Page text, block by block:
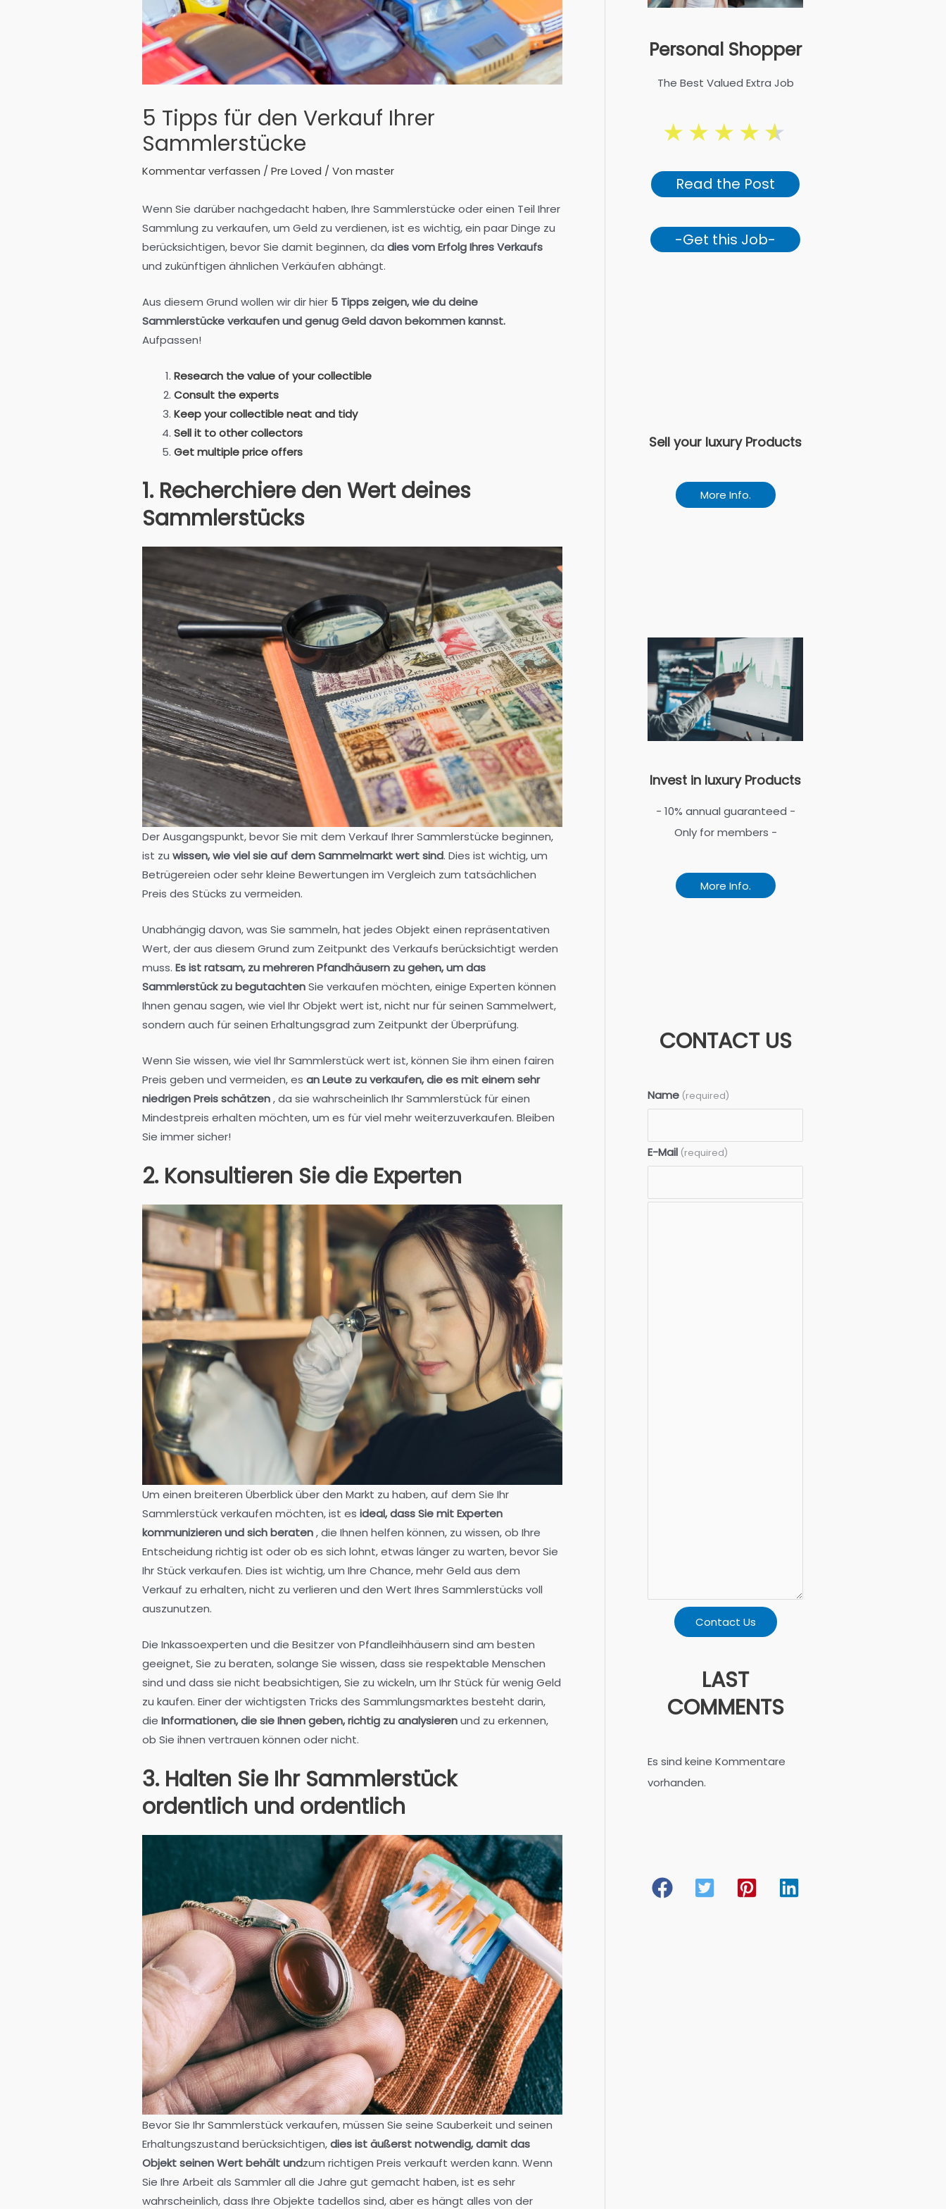
5 Tipps für den Verkauf Ihrer
Sammlerstücke
Kommentar verfassen / Pre Loved / Von master
Wenn Sie darüber nachgedacht haben, Ihre Sammlerstücke oder einen Teil Ihrer
Sammlung zu verkaufen, um Geld zu verdienen, ist es wichtig, ein paar Dinge zu
berücksichtigen, bevor Sie damit beginnen, da dies vom Erfolg Ihres Verkaufs
und zukünftigen ähnlichen Verkäufen abhängt.
Aus diesem Grund wollen wir dir hier 5 Tipps zeigen, wie du deine
Sammlerstücke verkaufen und genug Geld davon bekommen kannst.
Aufpassen!
Research the value of your collectible
Consult the experts
Keep your collectible neat and tidy
Sell it to other collectors
Get multiple price offers
1. Recherchiere den Wert deines
Sammlerstücks
Der Ausgangspunkt, bevor Sie mit dem Verkauf Ihrer Sammlerstücke beginnen,
ist zu wissen, wie viel sie auf dem Sammelmarkt wert sind. Dies ist wichtig, um
Betrügereien oder sehr kleine Bewertungen im Vergleich zum tatsächlichen
Preis des Stücks zu vermeiden.
Unabhängig davon, was Sie sammeln, hat jedes Objekt einen repräsentativen
Wert, der aus diesem Grund zum Zeitpunkt des Verkaufs berücksichtigt werden
muss. Es ist ratsam, zu mehreren Pfandhäusern zu gehen, um das
Sammlerstück zu begutachtenSie verkaufen möchten, einige Experten können
Ihnen genau sagen, wie viel Ihr Objekt wert ist, nicht nur für seinen Sammelwert,
sondern auch für seinen Erhaltungsgrad zum Zeitpunkt der Überprüfung.
Wenn Sie wissen, wie viel Ihr Sammlerstück wert ist, können Sie ihm einen fairen
Preis geben und vermeiden, es an Leute zu verkaufen, die es mit einem sehr
niedrigen Preis schätzen, da sie wahrscheinlich Ihr Sammlerstück für einen
Mindestpreis erhalten möchten, um es für viel mehr weiterzuverkaufen. Bleiben
Sie immer sicher!
2. Konsultieren Sie die Experten
Um einen breiteren Überblick über den Markt zu haben, auf dem Sie Ihr
Sammlerstück verkaufen möchten, ist es ideal, dass Sie mit Experten
kommunizieren und sich beraten, die Ihnen helfen können, zu wissen, ob Ihre
Entscheidung richtig ist oder ob es sich lohnt, etwas länger zu warten, bevor Sie
Ihr Stück verkaufen. Dies ist wichtig, um Ihre Chance, mehr Geld aus dem
Verkauf zu erhalten, nicht zu verlieren und den Wert Ihres Sammlerstücks voll
auszunutzen.
Die Inkassoexperten und die Besitzer von Pfandleihhäusern sind am besten
geeignet, Sie zu beraten, solange Sie wissen, dass sie respektable Menschen
sind und dass sie nicht beabsichtigen, Sie zu wickeln, um Ihr Stück für wenig Geld
zu kaufen. Einer der wichtigsten Tricks des Sammlungsmarktes besteht darin,
die Informationen, die sie Ihnen geben, richtig zu analysierenund zu erkennen,
ob Sie ihnen vertrauen können oder nicht.
3. Halten Sie Ihr Sammlerstück
ordentlich und ordentlich
Bevor Sie Ihr Sammlerstück verkaufen, müssen Sie seine Sauberkeit und seinen
Erhaltungszustand berücksichtigen,dies ist äußerst notwendig, damit das
Objekt seinen Wert behält undzum richtigen Preis verkauft werden kann. Wenn
Sie Ihre Arbeit als Sammler all die Jahre gut gemacht haben, ist es sehr
wahrscheinlich, dass Ihre Objekte tadellos sind, aber es hängt alles von der
Personal Shopper
The Best Valued Extra Job
★★★★★
Read the Post
-Get this Job-
Sell your luxury Products
More Info.
Invest in luxury Products
- 10% annual guaranteed -
Only for members -
More Info.
CONTACT US
Name (required)
E-Mail (required)
Contact Us
LAST
COMMENTS
Es sind keine Kommentare
vorhanden.